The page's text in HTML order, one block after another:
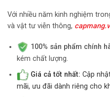
Với nhiều năm kinh nghiệm
và vật tư viễn thông,
100% sản phẩm chính
kém chất lượng.
Giá cả tốt nhất: Cập
mãi, ưu đãi dành riêng cho